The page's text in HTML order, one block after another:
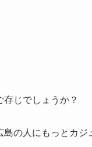
じでしょうか？
の人にもっとカ